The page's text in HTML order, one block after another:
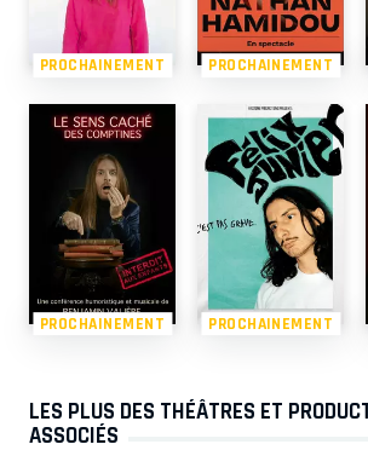
PROCHAINEMENT PROCHAINEMENT
PROCHAINEMENT PROCHAINEMENT
LES PLUS DES THÉÂTRES ET
ASSOCIÉS